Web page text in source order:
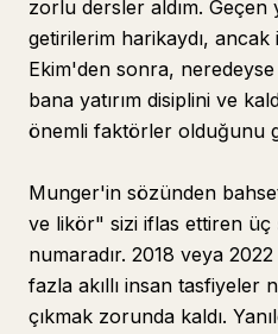
zorlu dersler aldım. Geçen
getirilerim harikaydı, ancak
Ekim'den sonra,
bana yatırım disiplini ve
önemli faktörler olduğunu
Munger'in sözünden
ve likör" sizi iflas ettiren üç
numaradır. 2018 veya
fazla akıllı insan tasfiyeler
çıkmak zorunda kaldı.